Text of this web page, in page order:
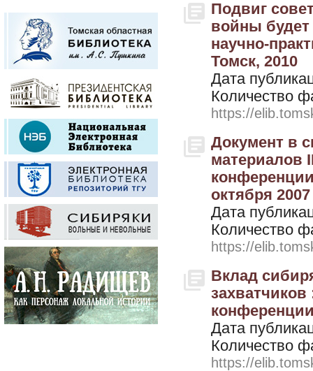
Подвиг
войны
научно-
Томск, 2010
Дата
Количество
https://
Документ в
материалов
октября
Дата
Количество
https://
Вклад
Дата
Количество
https://